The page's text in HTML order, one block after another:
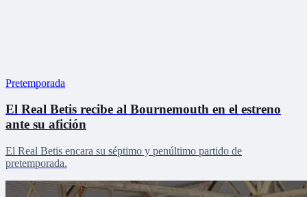
Pretemporada
El Real Betis recibe al Bournemouth en el estreno
ante su afición
El Real Betis encara su séptimo y penúltimo partido de
pretemporada.